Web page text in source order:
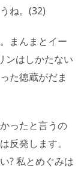
ね。(32)
まんまとイー
ンはしかたない
た徳蔵がだま
ったと言うの
反発します。
? 私とめぐみは